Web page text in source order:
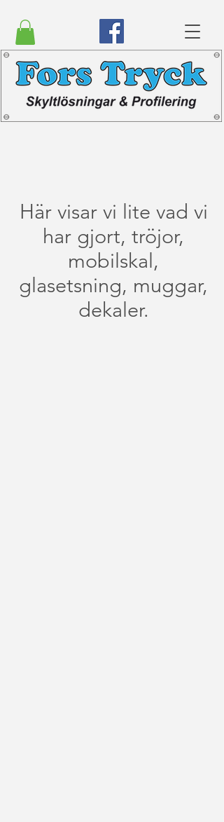
Här visar vi lite vad vi
har gjort, tröjor,
mobilskal,
glasetsning, muggar,
dekaler.